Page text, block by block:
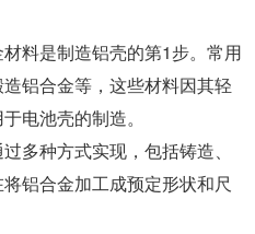
料是制造铝壳的第1步。常用
铝合金等，这些材料因其轻
电池壳的制造。
多种方式实现，包括铸造、
铝合金加工成预定形状和尺